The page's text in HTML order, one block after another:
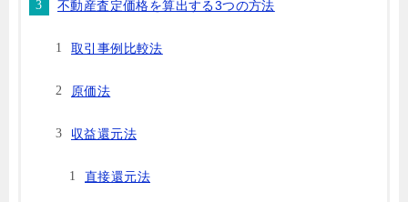
不動産査定価格を算出する3つの方法
取引事例比較法
原価法
収益還元法
直接還元法